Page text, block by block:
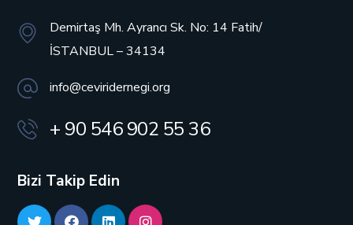
Demirtaş Mh. Ayrancı Sk. No: 14 Fatih/
İSTANBUL – 34134
info@ceviridernegi.org
+ 90 546 902 55 36
Bizi Takip Edin